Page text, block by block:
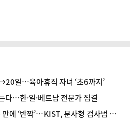
일…육아휴직 자녀 ‘초6까지’
다…한·일·베트남 전문가 집결
에 ‘반짝’…KIST, 분사형 검사법 개